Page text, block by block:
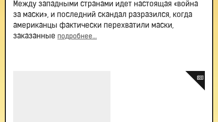
Между западными странами идет настоящая «война
за маски», и последний скандал разразился, когда
американцы фактически перехватили маски,
заказанные подробнее...